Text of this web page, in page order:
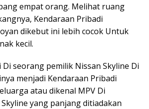
empat orang. Melihat ruang
Kendaraan Pribadi
dikebut ini lebih cocok Untuk
kecil.
Di seorang pemilik Nissan Skyline Di
menjadi Kendaraan Pribadi
atau dikenal MPV Di
yang panjang ditiadakan